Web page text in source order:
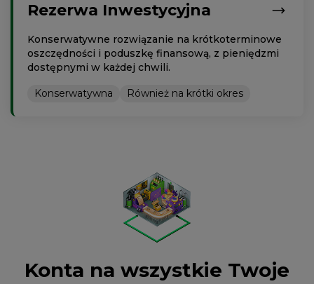
Rezerwa Inwestycyjna
Konserwatywne rozwiązanie na krótkoterminowe
oszczędności i poduszkę finansową, z pieniędzmi
dostępnymi w każdej chwili.
Konserwatywna Również na krótki okres
Konta na wszystkie Twoje